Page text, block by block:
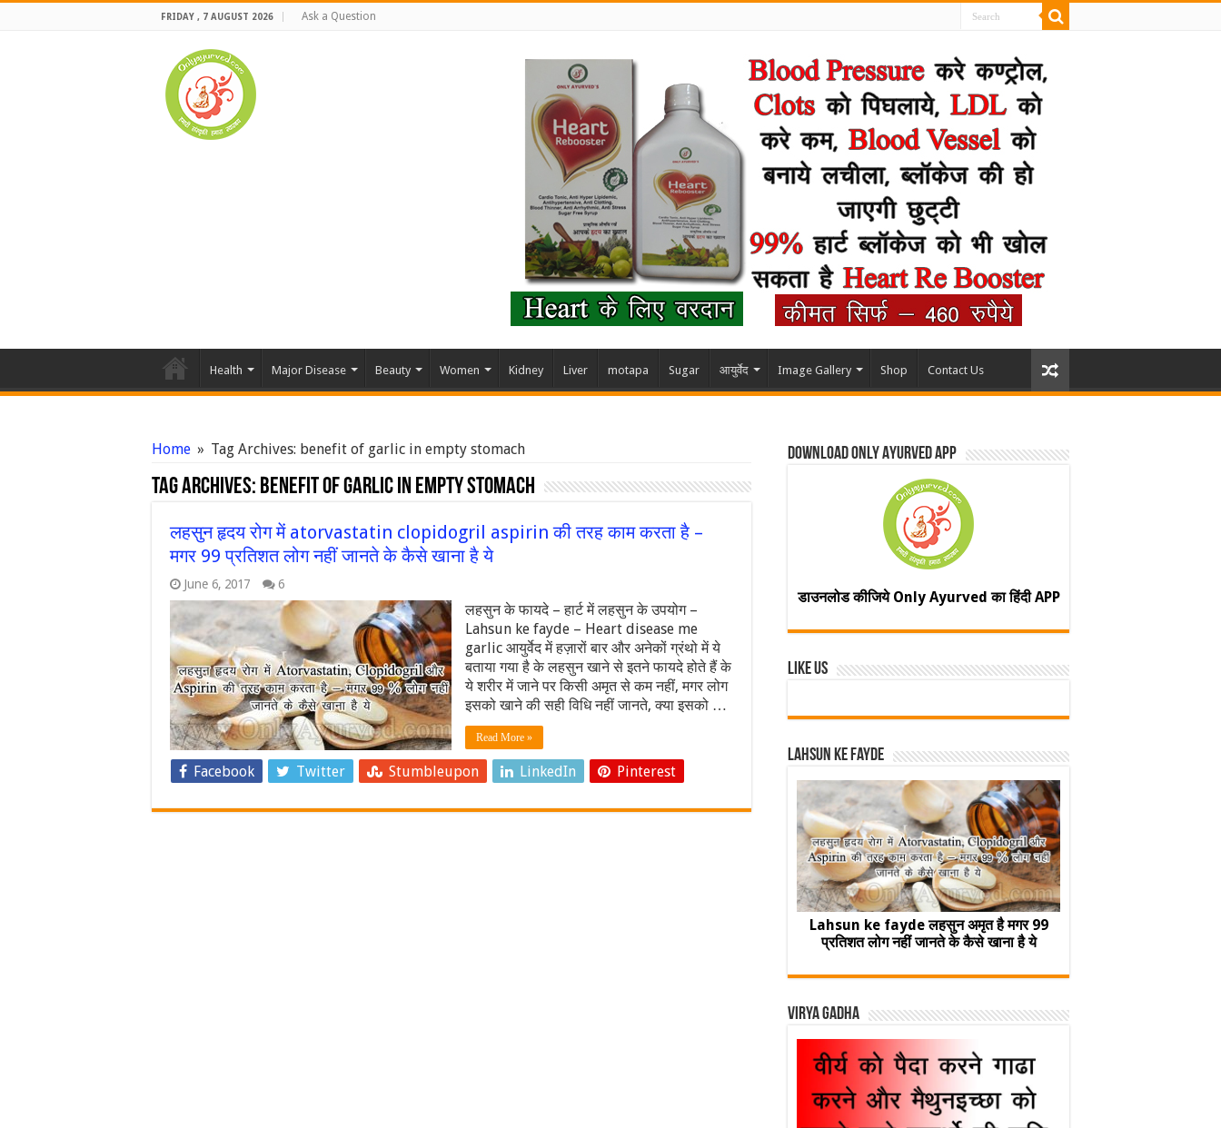
FRIDAY , 7 AUGUST 2026 Ask a Question
Health Major Disease Beauty Women Kidney Liver motapa Sugar आयुर्वेद Image Gallery Shop Contact Us
Home » Tag Archives: benefit of garlic in empty stomach
Tag Archives: benefit of garlic in empty stomach
लहसुन हृदय रोग में atorvastatin clopidogril aspirin की तरह काम करता है –
मगर 99 प्रतिशत लोग नहीं जानते के कैसे खाना है ये
June 6, 2017 6
लहसुन के फायदे – हार्ट में लहसुन के उपयोग –
Lahsun ke fayde – Heart disease me
garlic आयुर्वेद में हज़ारों बार और अनेकों ग्रंथो में ये
बताया गया है के लहसुन खाने से इतने फायदे होते हैं के
ये शरीर में जाने पर किसी अमृत से कम नहीं, मगर लोग
इसको खाने की सही विधि नहीं जानते, क्या इसको …
Read More »
Facebook Twitter Stumbleupon LinkedIn Pinterest
Download Only Ayurved App
डाउनलोड कीजिये Only Ayurved का हिंदी APP
Like Us
Lahsun ke fayde
Lahsun ke fayde लहसुन अमृत है मगर 99
प्रतिशत लोग नहीं जानते के कैसे खाना है ये
Virya Gadha